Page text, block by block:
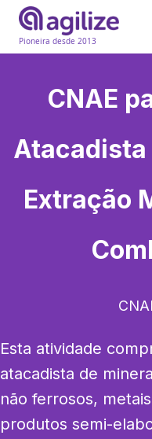
Pioneira desde 2013
CNAE
Atacadista
Extração
Esta atividade
atacadista de
não ferrosos,
produtos semi-